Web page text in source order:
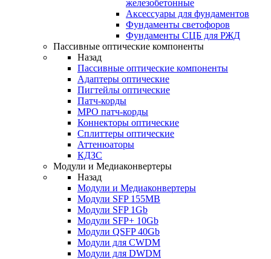
железобетонные
Аксессуары для фундаментов
Фундаменты светофоров
Фундаменты СЦБ для РЖД
Пассивные оптические компоненты
Назад
Пассивные оптические компоненты
Адаптеры оптические
Пигтейлы оптические
Патч-корды
MPO патч-корды
Коннекторы оптические
Сплиттеры оптические
Аттенюаторы
КДЗС
Модули и Медиаконвертеры
Назад
Модули и Медиаконвертеры
Модули SFP 155MB
Модули SFP 1Gb
Модули SFP+ 10Gb
Модули QSFP 40Gb
Модули для CWDM
Модули для DWDM